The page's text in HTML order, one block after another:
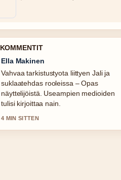
Joonas Kallio
Hyva yhteenveto aiheesta Isle of Dogs
– elokuva ja Lontoon.... Tama on tahan
mennessa selkein kooste tanaan.
6 MIN SITTEN